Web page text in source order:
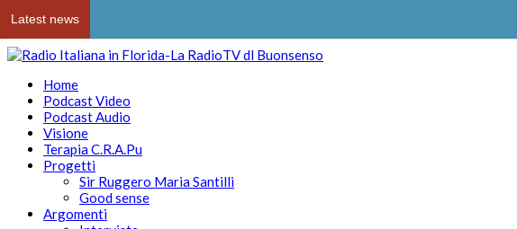
Latest news
Home
Podcast Video
Podcast Audio
Visione
Terapia C.R.A.Pu
Progetti
Sir Ruggero Maria Santilli
Good sense
Argomenti